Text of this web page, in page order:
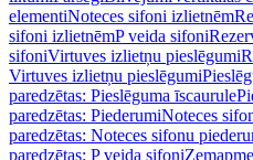
elementiNoteces sifoni izlietnēm
sifoni izlietnēmP veida sifoni
sifoniVirtuves izlietņu pieslēgumi
Virtuves izlietņu pieslēgumi
paredzētas: Pieslēguma īscaurule
paredzētas: PiederumiNoteces
paredzētas: Noteces sifonu
paredzētas: P veida sifoni